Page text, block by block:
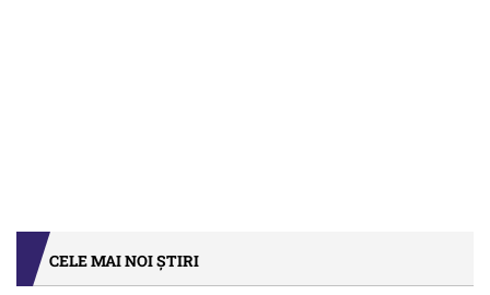
CELE MAI NOI ȘTIRI